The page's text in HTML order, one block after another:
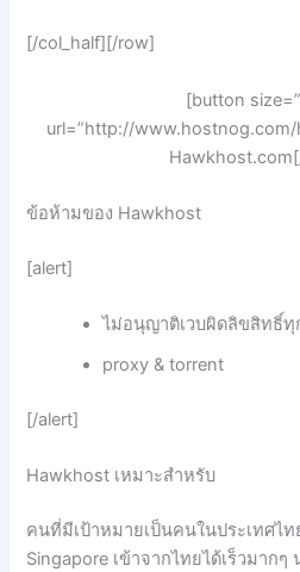
[/col_half][/row]
[button
url=”http://www.hostnog.com/
ข้อห้ามของ Hawkhost
[alert]
ไม่อนุญาติเวบผิดลิขสิทธิ์
proxy & torrent
[/alert]
Hawkhost เหมาะสำหรับ
คนที่มีเป้าหมายเป็นคนในประเทศไท
Singapore เข้าจากไทยได้เร็วมาก